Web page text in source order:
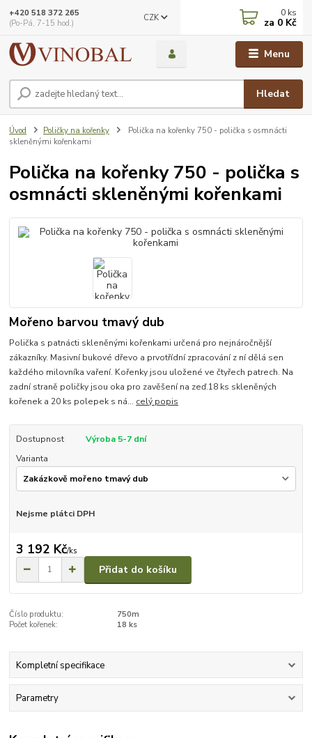
Menu
CZK
Hledat
+420 518 372 265
(Po-Pá, 7-15 hod.)
0 ks
za 0 Kč
Úvod Poličky na kořenky
Polička na kořenky 750 - polička s osmnácti
skleněnými kořenkami
Polička na kořenky 750 - polička s
osmnácti skleněnými kořenkami
Mořeno barvou tmavý dub
Polička s patnácti skleněnými kořenkami určená pro nejnáročnější
zákazníky. Masivní bukové dřevo a prvotřídní zpracování z ní dělá sen
každého milovníka vaření. Kořenky jsou uložené ve čtyřech patrech. Na
zadní straně poličky jsou oka pro zavěšení na zeď.18 ks skleněných
kořenek a 20 ks polepek s ná... celý popis
Dostupnost
Výroba 5-7 dní
Varianta
Nejsme plátci DPH
3 192 Kč/ks
Přidat do košíku
Číslo produktu:
750m
Počet kořenek:
18 ks
Kompletní specifikace
Parametry